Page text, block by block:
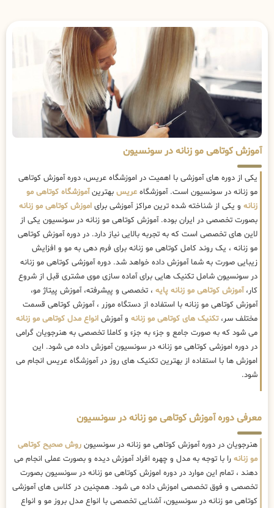
آموزش کوتاهی مو زنانه در سونسیون
یکی از دوره های آموزشی با اهمیت در اموزشگاه عریس، دوره آموزش کوتاهی
مو زنانه در سونسیون است. آموزشگاه عریس بهترینآموزشگاه کوتاهی مو
زنانه و یکی از شناخته شده ترین مراکز آموزشی برای اموزش کوتاهی مو زنانه
بصورت تخصصی در ایران بوده. آموزش کوتاهی مو زنانه در سونسیون یکی از
لاین های تخصصی است که به تجربه بالایی نیاز دارد. در دوره آموزش کوتاهی
مو زنانه ، یک روند کامل کوتاهی مو زنانه برای فرم دهی به مو و افزایش
زیبایی صورت به شما آموزش داده خواهد شد. دوره آموزشی کوتاهی مو زنانه
در سونسیون شامل تکنیک هایی برای آماده سازی موی مشتری قبل از شروع
کار،آموزش کوتاهی مو زنانه پایه ، تخصصی و پیشرفته، آموزش پیتاژ مو،
آموزش کوتاهی مو زنانه با استفاده از دستگاه موزر ، آموزش کوتاهی قسمت
مختلف سر،تکنیک های کوتاهی مو زنانه و آموزش انواع مدل کوتاهی مو زنانه
می شود که به صورت جامع و جزء به جزء و کاملا تخصصی به هنرجویان گرامی
در دوره اموزشی کوتاهی مو زنانه در سونسیون آموزش داده می شود. این
اموزش ها با استفاده از بهترین تکنیک های روز در آموزشگاه عریس انجام می
شود.
معرفی دوره آموزش کوتاهی مو زنانه در سونسیون
هنرجویان در دوره آموزش کوتاهی مو زنانه در سونسیون روش صحیح کوتاهی
مو زنانه را با توجه به مدل و چهره افراد آموزش دیده و بصورت عملی انجام می
دهند ، تمام این موارد در دوره اموزش کوتاهی مو زنانه در سونسیون بصورت
تخصصی و فوق تخصصی اموزش داده می شود. همچنین در کلاس های آموزشی
کوتاهی مو زنانه در سونسیون، آشنایی تخصصی با انواع مدل بروز مو و انواع